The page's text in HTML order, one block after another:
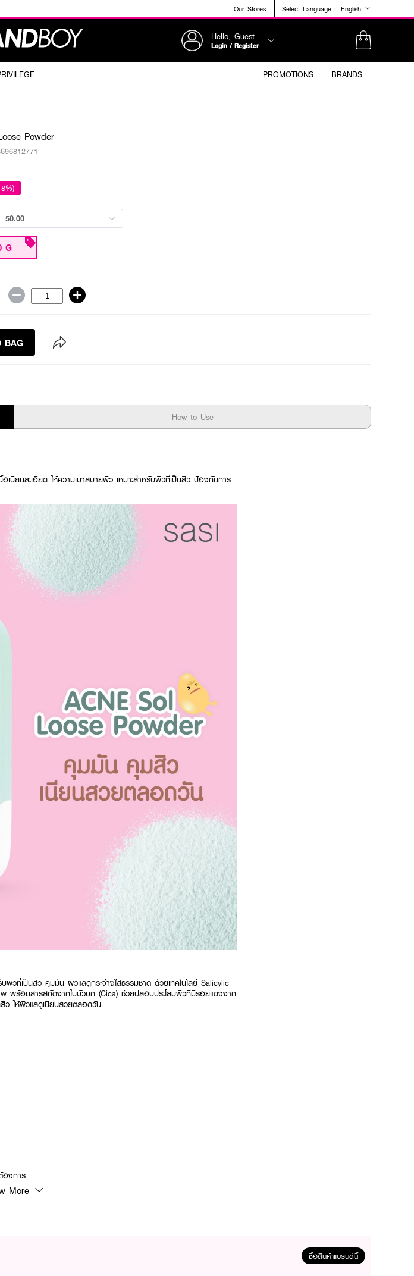
Our Stores Select Language : English
Hello, Guest
Login / Register
PROMOTIONS BRANDS
Powder
50.00
G
BAG
How to Use
ยนละเอียด ให้ความเบาสบายผิว เหมาะสำหรับผิวที่เป็นสิว ป้องกันการ
วที่เป็นสิว คุมมัน ผิวแลดูกระจ่างใสธรรมชาติ ด้วยเทคโนโลยี Salicylic
พร้อมสารสกัดจากใบบัวบก (Cica) ช่วยปลอบประโลมผิวที่มีรอยแดงจาก
ว ให้ผิวแลดูเนียนสวยตลอดวัน
องการ
More
ซื้อสินค้าแบรนด์นี้